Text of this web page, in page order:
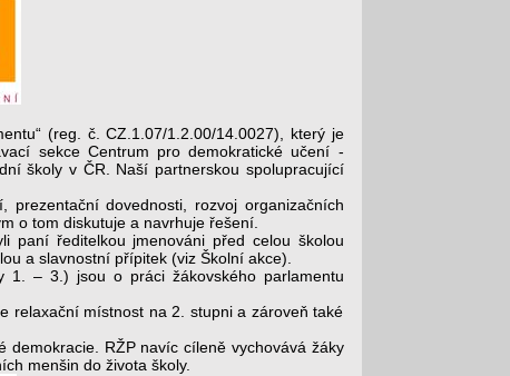
(reg. č. CZ.1.07/1.2.00/14.0027), který je
sekce Centrum pro demokratické učení -
školy v ČR. Naší partnerskou spolupracující
dovednosti, rozvoj organizačních
o tom diskutuje a navrhuje řešení.
paní ředitelkou jmenováni před celou školou
a slavnostní přípitek (viz Školní akce).
1. – 3.) jsou o práci žákovského parlamentu
relaxační místnost na 2. stupni a zároveň také
RŽP navíc cíleně vychovává žáky
menšin do života školy.